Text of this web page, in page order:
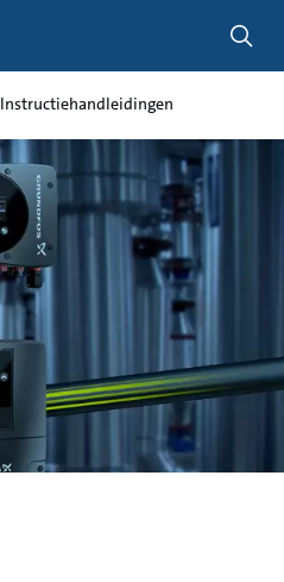
Instructiehandleidingen